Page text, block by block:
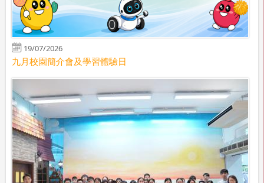
19/07/2026
九月校園簡介會及學習體驗日